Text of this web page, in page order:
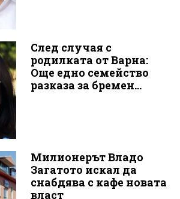
След случая с
родилката от Варна:
Още едно семейство
разказа за бремен...
Милионерът Владо
Загатото искал да
снабдява с кафе новата
власт